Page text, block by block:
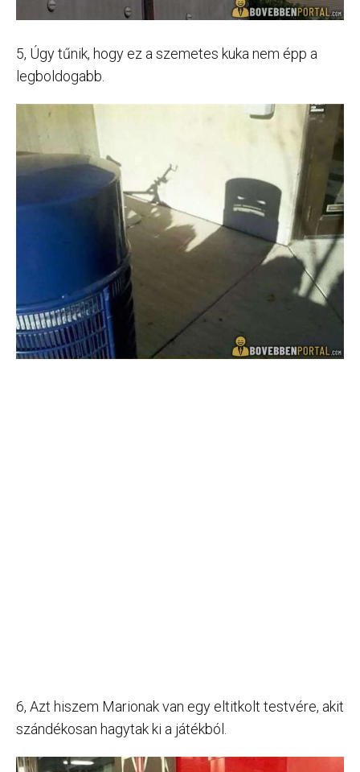
5, Úgy tűnik, hogy ez a szemetes kuka nem épp a
legboldogabb.
6, Azt hiszem Marionak van egy eltitkolt testvére, akit
szándékosan hagytak ki a játékból.